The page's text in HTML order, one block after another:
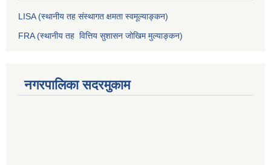
LISA (स्थानीय तह संस्थागत क्षमता स्वमूल्याङ्कन)
FRA (स्थानीय तह वित्तिय सुशासन जोखिम मुल्याङ्कन)
नगरपालिका सदरमुकाम